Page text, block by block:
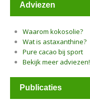
Adviezen
Waarom kokosolie?
Wat is astaxanthine?
Pure cacao bij sport
Bekijk meer adviezen!
Publicaties